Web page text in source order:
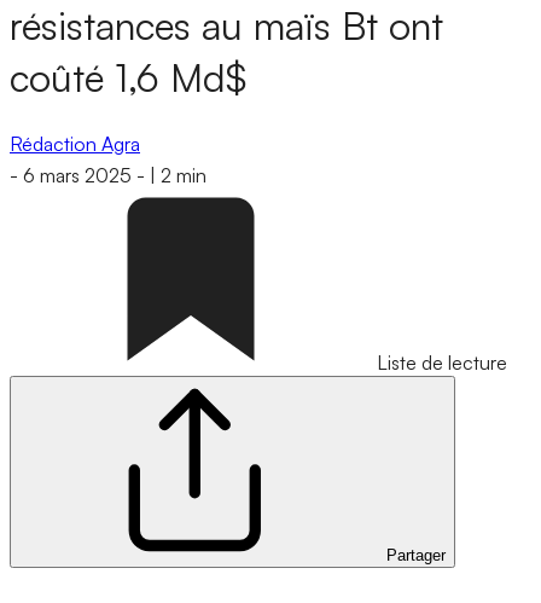
résistances au maïs Bt ont
coûté 1,6 Md$
Rédaction Agra
- 6 mars 2025 - 2 min
Liste de lecture
Partager